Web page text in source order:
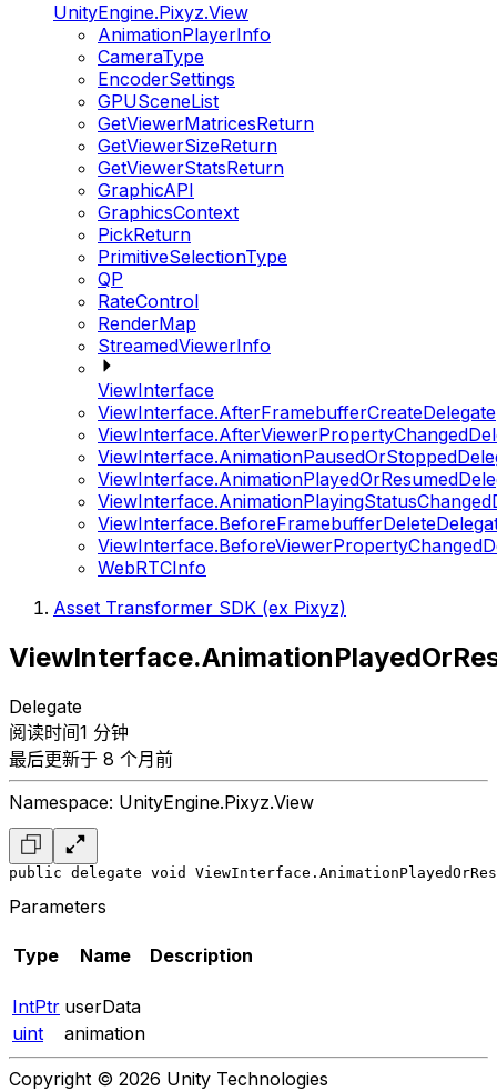
UnityEngine.Pixyz.View
AnimationPlayerInfo
CameraType
EncoderSettings
GPUSceneList
GetViewerMatricesReturn
GetViewerSizeReturn
GetViewerStatsReturn
GraphicAPI
GraphicsContext
PickReturn
PrimitiveSelectionType
QP
RateControl
RenderMap
StreamedViewerInfo
ViewInterface
ViewInterface.AfterFramebufferCreateDelegate
WebRTCInfo
Asset Transformer SDK (ex Pixyz)
Delegate
阅读时间1 分钟
最后更新于 8 个月前
Namespace: UnityEngine.Pixyz.View
public delegate void
Parameters
Type Name Description
IntPtr userData
uint
animation
Copyright © 2026 Unity Technologies